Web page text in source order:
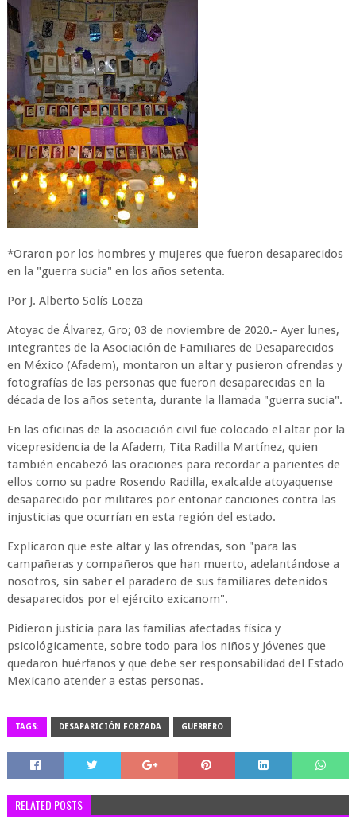
*Oraron por los hombres y mujeres que fueron desaparecidos
en la "guerra sucia" en los años setenta.
Por J. Alberto Solís Loeza
Atoyac de Álvarez, Gro; 03 de noviembre de 2020.- Ayer lunes,
integrantes de la Asociación de Familiares de Desaparecidos
en México (Afadem), montaron un altar y pusieron ofrendas y
fotografías de las personas que fueron desaparecidas en la
década de los años setenta, durante la llamada "guerra sucia".
En las oficinas de la asociación civil fue colocado el altar por la
vicepresidencia de la Afadem, Tita Radilla Martínez, quien
también encabezó las oraciones para recordar a parientes de
ellos como su padre Rosendo Radilla, exalcalde atoyaquense
desaparecido por militares por entonar canciones contra las
injusticias que ocurrían en esta región del estado.
Explicaron que este altar y las ofrendas, son "para las
campañeras y compañeros que han muerto, adelantándose a
nosotros, sin saber el paradero de sus familiares detenidos
desaparecidos por el ejército exicanom".
Pidieron justicia para las familias afectadas física y
psicológicamente, sobre todo para los niños y jóvenes que
quedaron huérfanos y que debe ser responsabilidad del Estado
Mexicano atender a estas personas.
TAGS: DESAPARICIÓN FORZADA GUERRERO
RELATED POSTS